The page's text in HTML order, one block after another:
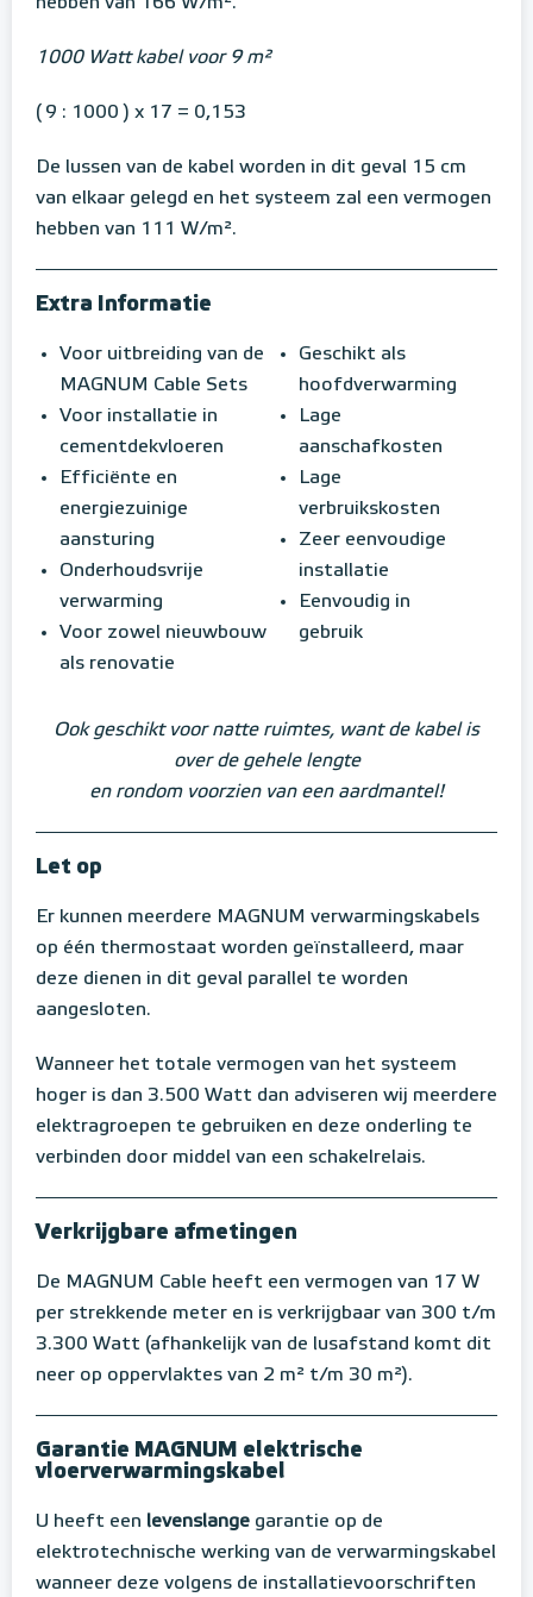
1000 Watt kabel voor 9 m²
( 9 : 1000 ) x 17 = 0,153
De lussen van de kabel worden in dit geval 15 cm
van elkaar gelegd en het systeem zal een vermogen
hebben van 111 W/m².
Extra Informatie
Voor uitbreiding van de
MAGNUM Cable Sets
Voor installatie in
cementdekvloeren
Efficiënte en
energiezuinige
aansturing
Onderhoudsvrije
verwarming
Voor zowel nieuwbouw
als renovatie
Geschikt als
hoofdverwarming
Lage
aanschafkosten
Lage
verbruikskosten
Zeer eenvoudige
installatie
Eenvoudig in
gebruik
Ook geschikt voor natte ruimtes, want de kabel is
over de gehele lengte
en rondom voorzien van een aardmantel!
Let op
Er kunnen meerdere MAGNUM verwarmingskabels
op één thermostaat worden geïnstalleerd, maar
deze dienen in dit geval parallel te worden
aangesloten.
Wanneer het totale vermogen van het systeem
hoger is dan 3.500 Watt dan adviseren wij meerdere
elektragroepen te gebruiken en deze onderling te
verbinden door middel van een schakelrelais.
Verkrijgbare afmetingen
De MAGNUM Cable heeft een vermogen van 17 W
per strekkende meter en is verkrijgbaar van 300 t/m
3.300 Watt (afhankelijk van de lusafstand komt dit
neer op oppervlaktes van 2 m² t/m 30 m²).
Garantie MAGNUM elektrische
vloerverwarmingskabel
U heeft een levenslange garantie op de
elektrotechnische werking van de verwarmingskabel
wanneer deze volgens de installatievoorschriften